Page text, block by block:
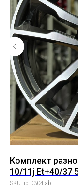
Комплект
10/11j Et+40/37
SKU: ip-0304-ab